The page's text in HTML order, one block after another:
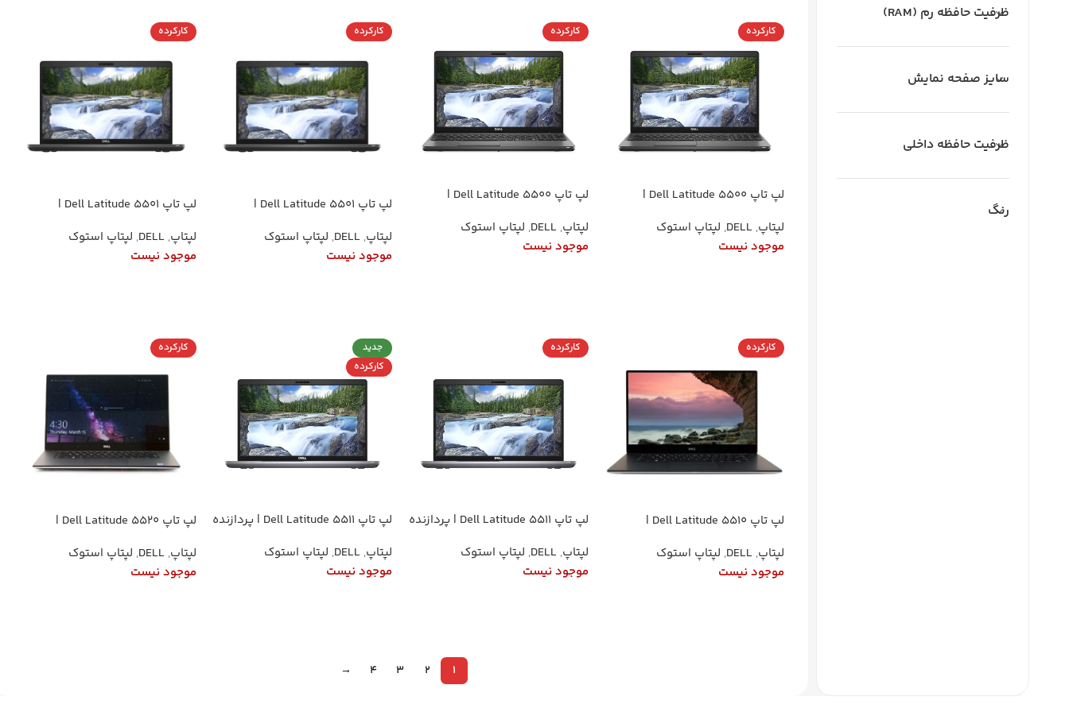
ظرفیت حافظه رم (RAM)
سایز صفحه نمایش
ظرفیت حافظه داخلی
رنگ
کارکرده
لپ تاپ Dell Latitude 5500 |
(4 هسته) | رم 8 گیگ DDR4 | SSD
لپتاپ,
DELL
, لپتاپ استوک
موجود نیست
کارکرده
لپ تاپ Dell Latitude 5500 |
هسته) | رم 8 گیگ DDR4 | SSD 256
لپتاپ,
DELL
, لپتاپ استوک
موجود نیست
کارکرده
لپ تاپ Dell Latitude 5501 |
هسته) | رم 8 گیگ DDR4 | SSD 256
لپتاپ,
DELL
, لپتاپ استوک
موجود نیست
کارکرده
لپ تاپ Dell Latitude 5501 |
هسته) | رم 8 گیگ DDR4 | SSD 256
لپتاپ,
DELL
, لپتاپ استوک
موجود نیست
کارکرده
لپ تاپ Dell Latitude 5510 |
(4 هسته) | رم 8 گیگ DDR4 | SSD
لپتاپ,
DELL
, لپتاپ استوک
موجود نیست
کارکرده
لپ تاپ Dell Latitude 5511 | پردازنده
لپتاپ,
DELL
, لپتاپ استوک
موجود نیست
جدید
کارکرده
لپ تاپ Dell Latitude 5511 | پردازنده
لپتاپ,
DELL
, لپتاپ استوک
موجود نیست
کارکرده
لپ تاپ Dell Latitude 5520 |
هسته) | رم 8 گیگ DDR4 | SSD 256
لپتاپ,
DELL
, لپتاپ استوک
موجود نیست
1
2
3
4
→